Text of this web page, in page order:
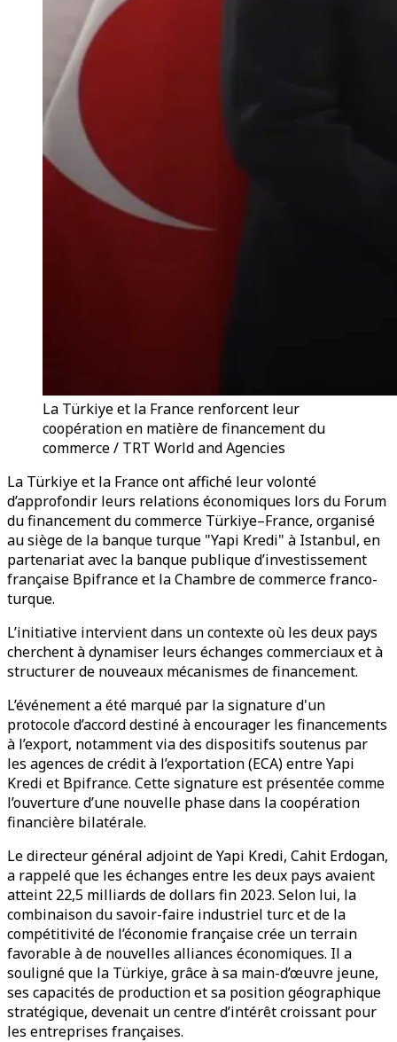
La Türkiye et la France renforcent leur
coopération en matière de financement du
commerce / TRT World and Agencies
La Türkiye et la France ont affiché leur volonté
d’approfondir leurs relations économiques lors du Forum
du financement du commerce Türkiye–France, organisé
au siège de la banque turque "Yapi Kredi" à Istanbul, en
partenariat avec la banque publique d’investissement
française Bpifrance et la Chambre de commerce franco-
turque.
L’initiative intervient dans un contexte où les deux pays
cherchent à dynamiser leurs échanges commerciaux et à
structurer de nouveaux mécanismes de financement.
L’événement a été marqué par la signature d'un
protocole d’accord destiné à encourager les financements
à l’export, notamment via des dispositifs soutenus par
les agences de crédit à l’exportation (ECA) entre Yapi
Kredi et Bpifrance. Cette signature est présentée comme
l’ouverture d’une nouvelle phase dans la coopération
financière bilatérale.
Le directeur général adjoint de Yapi Kredi, Cahit Erdogan,
a rappelé que les échanges entre les deux pays avaient
atteint 22,5 milliards de dollars fin 2023. Selon lui, la
combinaison du savoir-faire industriel turc et de la
compétitivité de l’économie française crée un terrain
favorable à de nouvelles alliances économiques. Il a
souligné que la Türkiye, grâce à sa main-d’œuvre jeune,
ses capacités de production et sa position géographique
stratégique, devenait un centre d’intérêt croissant pour
les entreprises françaises.